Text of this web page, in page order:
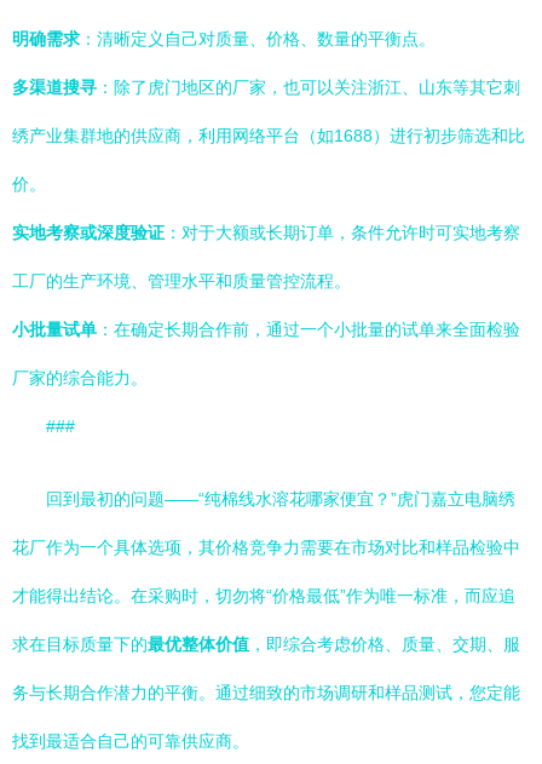
明确需求 ：清晰定义自己对质量、价格、数量的平衡点。
多渠道搜寻 ：除了虎门地区的厂家，也可以关注浙江、山东等其它刺
绣产业集群地的供应商，利用网络平台（如1688）进行初步筛选和比
价。
实地考察或深度验证 ：对于大额或长期订单，条件允许时可实地考察
工厂的生产环境、管理水平和质量管控流程。
小批量试单 ：在确定长期合作前，通过一个小批量的试单来全面检验
厂家的综合能力。
###
回到最初的问题——“纯棉线水溶花哪家便宜？”虎门嘉立电脑绣
花厂作为一个具体选项，其价格竞争力需要在市场对比和样品检验中
才能得出结论。在采购时，切勿将“价格最低”作为唯一标准，而应追
求在目标质量下的最优整体价值 ，即综合考虑价格、质量、交期、服
务与长期合作潜力的平衡。通过细致的市场调研和样品测试，您定能
找到最适合自己的可靠供应商。